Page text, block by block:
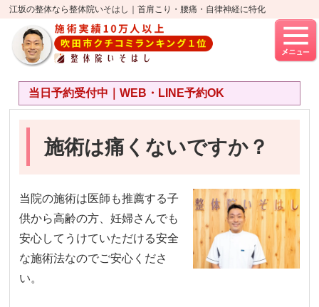
江坂の整体なら整体院いそはし｜首肩こり・腰痛・自律神経に特化
当日予約受付中｜WEB・LINE予約OK
施術は痛くないですか？
当院の施術は医師も推薦する子
供から高齢の方、妊婦さんでも
安心してうけていただける安全
な施術法なのでご安心くださ
い。